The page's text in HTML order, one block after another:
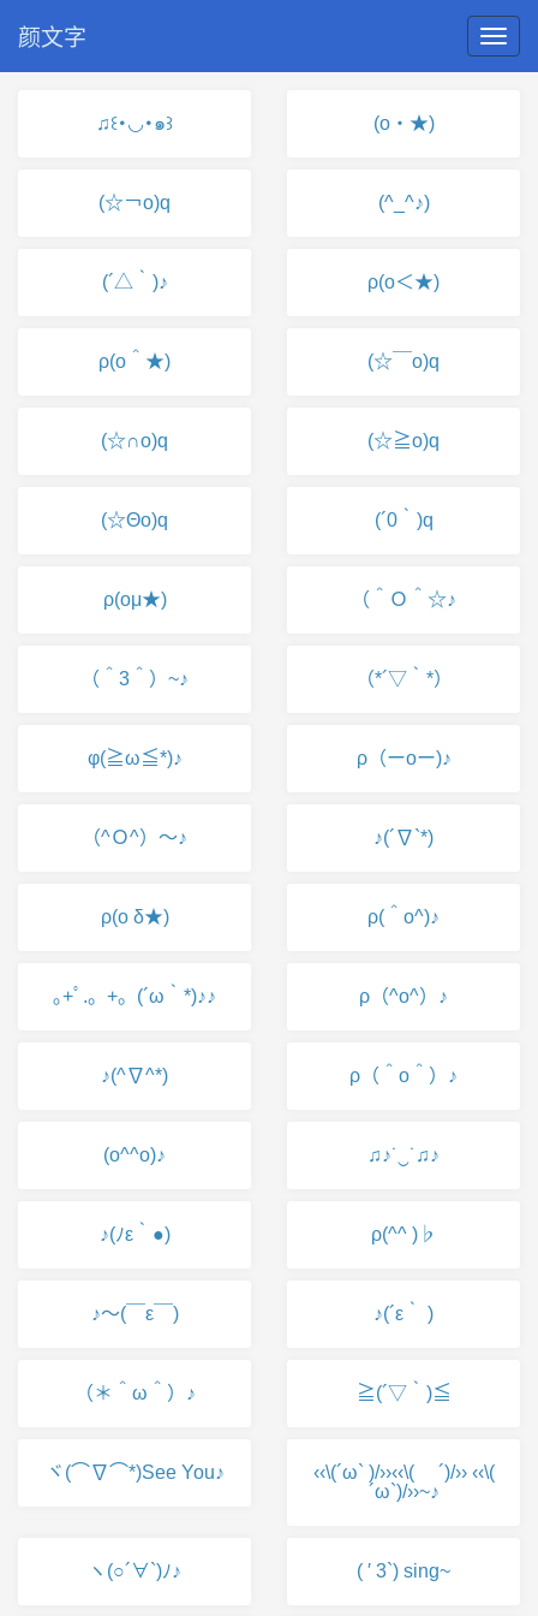
颜文字
♫꒰･◡･๑꒱ (o・★)
(☆￢o)q (^_^♪)
(´△｀)♪ ρ(o＜★)
ρ(o＾★) (☆￣o)q
(☆∩o)q (☆≧o)q
(☆Θo)q (´0｀)q
ρ(oμ★) （＾Ｏ＾☆♪
（＾3＾）~♪ （*´▽｀*）
φ(≧ω≦*)♪ ρ（ーoー)♪
（^Ｏ^）～♪ ♪(´∇`*)
ρ(o δ★) ρ(＾o^)♪
｡+ﾟ.。+。(´ω｀*)♪♪ ρ（^o^）♪
♪(^∇^*) ρ（＾o＾）♪
(o^^o)♪ ♫♪˙‿˙♫♪
♪(ﾉε｀●) ρ(^^ )♭
♪～(￣ε￣) ♪(´ε｀ )
（＊＾ω＾）♪ ≧(´▽｀)≦
ヾ(⌒∇⌒*)See You♪
‹‹\(´ω` )/››‹‹\( ´)/›› ‹‹\(
´ω`)/››~♪
ヽ(○´∀`)ﾉ♪ ( ′ 3`) sing~